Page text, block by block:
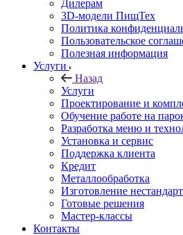
Дилерам
3D-модели ПищТех
Политика
Пользовательское
Полезная информация
Услуги
Назад
Услуги
Проектирование и
Обучение работе на
Разработка меню и
Установка и сервис
Поддержка клиента
Кредит
Металлообработка
Изготовление
Готовые решения
Мастер-классы
Контакты